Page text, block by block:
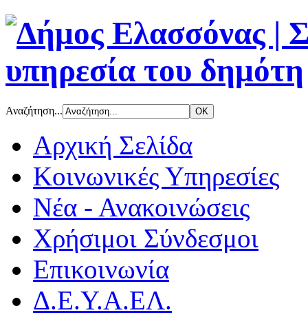
Αναζήτηση...
Αρχική Σελίδα
Κοινωνικές Υπηρεσίες
Νέα - Ανακοινώσεις
Χρήσιμοι Σύνδεσμοι
Επικοινωνία
Δ.Ε.Υ.Α.ΕΛ.